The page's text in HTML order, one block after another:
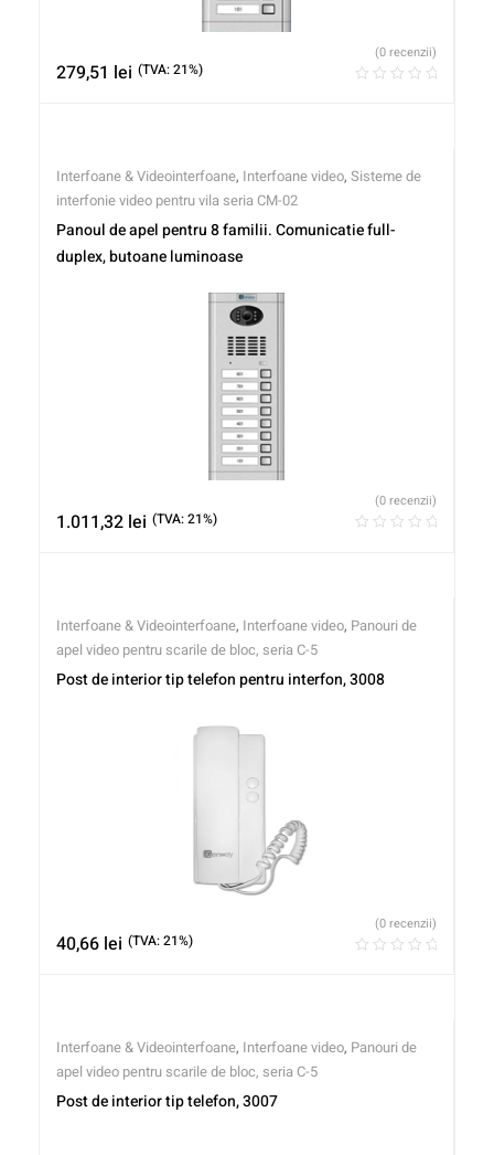
279,51 lei (TVA: 21%)
(0 recenzii)
Interfoane & Videointerfoane, Interfoane video, Sisteme de
interfonie video pentru vila seria CM-02
Panoul de apel pentru 8 familii. Comunicatie full-
duplex, butoane luminoase
1.011,32 lei (TVA: 21%)
(0 recenzii)
Interfoane & Videointerfoane, Interfoane video, Panouri de
apel video pentru scarile de bloc, seria C-5
Post de interior tip telefon pentru interfon, 3008
40,66 lei (TVA: 21%)
(0 recenzii)
Interfoane & Videointerfoane, Interfoane video, Panouri de
apel video pentru scarile de bloc, seria C-5
Post de interior tip telefon, 3007